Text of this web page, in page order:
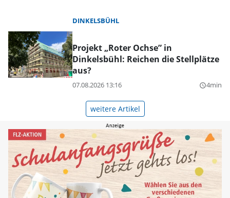
DINKELSBÜHL
Projekt „Roter Ochse” in
Dinkelsbühl: Reichen die Stellplätze
aus?
07.08.2026 13:16 query_builder4min
weitere Artikel